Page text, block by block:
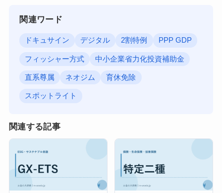
関連ワード
ドキュサイン デジタル 2割特例 PPP GDP
フィッシャー方式 中小企業省力化投資補助金
直系尊属 ネオジム 育休免除
スポットライト
関連する記事